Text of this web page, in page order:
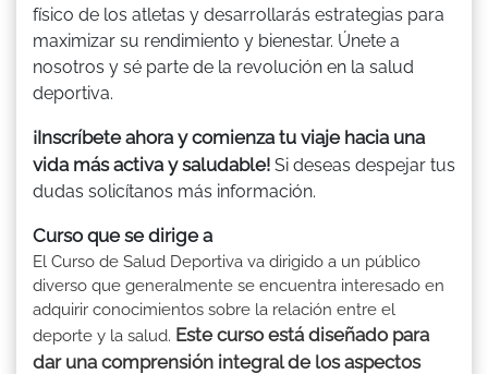
físico de los atletas y desarrollarás estrategias para
maximizar su rendimiento y bienestar. Únete a
nosotros y sé parte de la revolución en la salud
deportiva.
¡Inscríbete ahora y comienza tu viaje hacia una
vida más activa y saludable! Si deseas despejar tus
dudas solicítanos más información.
Curso que se dirige a
El Curso de Salud Deportiva va dirigido a un público
diverso que generalmente se encuentra interesado en
adquirir conocimientos sobre la relación entre el
deporte y la salud. Este curso está diseñado para
dar una comprensión integral de los aspectos